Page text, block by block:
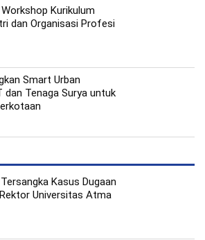
Kurikulum
dan Organisasi Profesi
Smart Urban
dan Tenaga Surya untuk
Kasus Dugaan
Universitas Atma